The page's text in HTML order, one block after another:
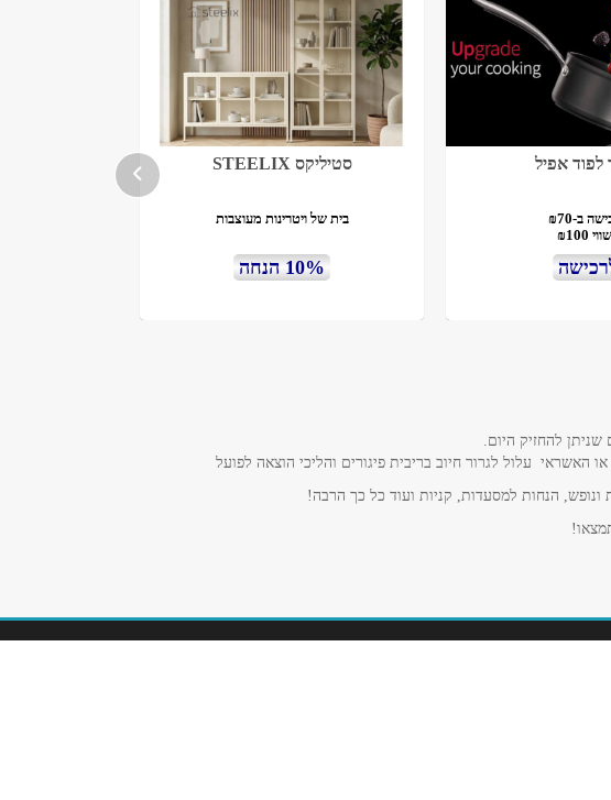
סטיליקס STEELIX
בית של ויטרינות מעוצבות
10% הנחה
לפוד אפיל
ב-₪70
₪100
להחזיק היום.
עלול לגרור חיוב בריבית פיגורים והליכי הוצאה לפועל
הנחות למסעדות, קניות ועוד כל כך הרבה!